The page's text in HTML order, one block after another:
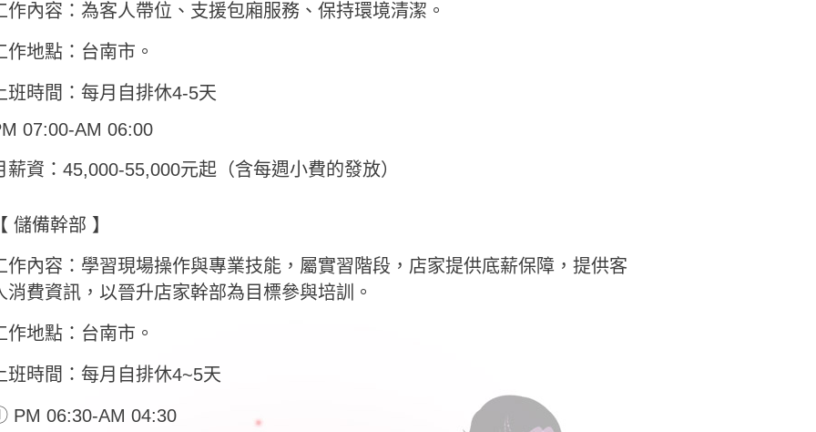
作內容：為客人帶位、支援包廂服務、保持環境清潔。
作地點：台南市。
班時間：每月自排休4-5天
07:00-AM 06:00
薪資：45,000-55,000元起（含每週小費的發放）
儲備幹部 】
作內容：學習現場操作與專業技能，屬實習階段，店家提供底薪保障，提供客
消費資訊，以晉升店家幹部為目標參與培訓。
作地點：台南市。
班時間：每月自排休4~5天
PM 06:30-AM 04:30